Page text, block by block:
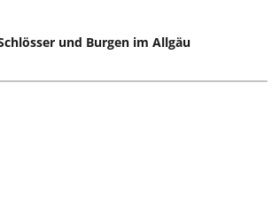
und Burgen im Allgäu